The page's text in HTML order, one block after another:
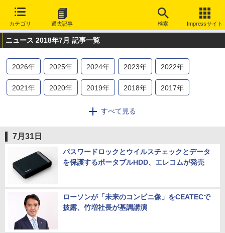
カテゴリ 過去記事 検索 Impressサイト
ニュース 2018年7月 記事一覧
2026年 2025年 2024年 2023年 2022年
2021年 2020年 2019年 2018年 2017年
2014年 2013
年 2005年 2004年 2003 年
すべて見る
7月31日
パスワードロックとウイルスチェックとデータ
を保護するポータブルHDD、エレコムが発売
ローソンが「未来のコンビニ像」をCEATECで
披露、竹増社長が基調講演